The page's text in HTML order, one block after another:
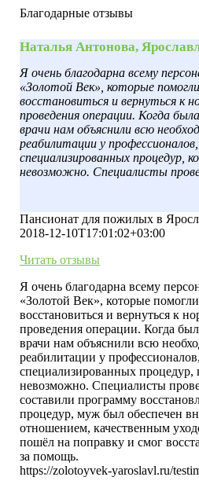
Благодарные отзывы
Наталья Антонова,
Я очень благодарна всему
«Золотой Век», которые
восстановиться и вернуться к
проведения операции. Когда
врачи нам объяснили всю
реабилитации у
специализированных процедур,
невозможно. Специалисты
составили программу
качественным уходом. В
поправку и смог
Пансионат для пожилых в
2018-12-10T17:01:02+03:00
Читать отзывы
Я очень благодарна всему
«Золотой Век», которые
восстановиться и вернуться к
проведения операции. Когда
врачи нам объяснили всю
реабилитации у
специализированных процедур,
невозможно. Специалисты
составили программу
процедур, муж был обеспечен
отношением, качественным
пошёл на поправку и смог
за помощь.
https://zolotoyvek-yaroslavl.ru/